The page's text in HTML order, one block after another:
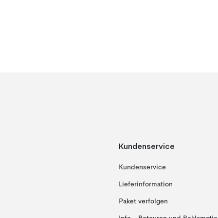
Kundenservice
Kundenservice
Lieferinformation
Paket verfolgen